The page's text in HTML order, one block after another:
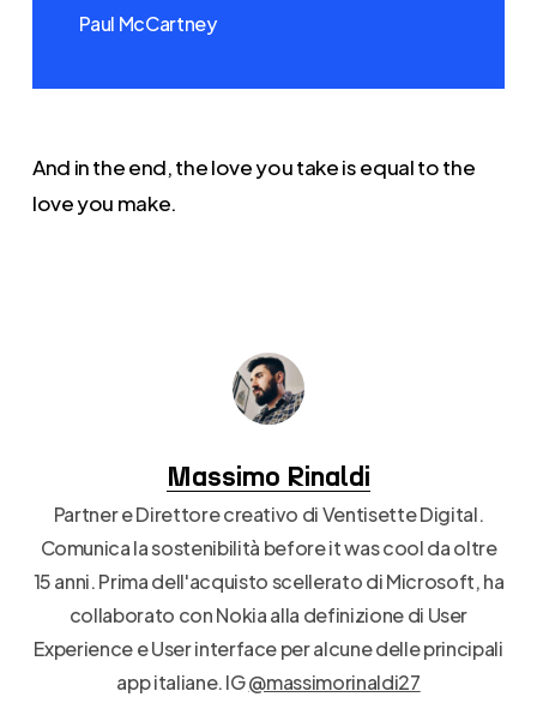
Paul McCartney
And in the end, the love you take is equal to the
love you make.
Massimo Rinaldi
Partner e Direttore creativo di Ventisette Digital.
Comunica la sostenibilità before it was cool da oltre
15 anni. Prima dell'acquisto scellerato di Microsoft, ha
collaborato con Nokia alla definizione di User
Experience e User interface per alcune delle principali
app italiane. IG@massimorinaldi27